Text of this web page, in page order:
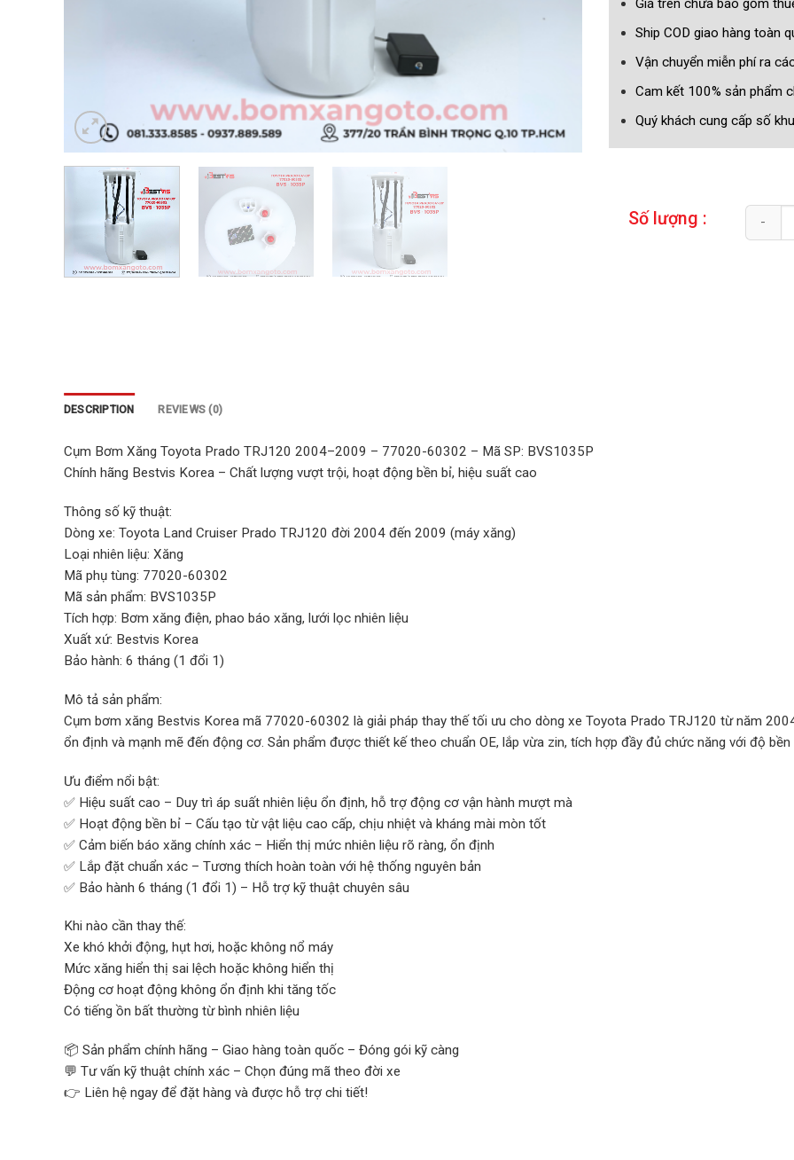
Ship COD giao hàng toàn
Vận chuyển miễn phí ra
Cam kết 100% sản phẩm
Quý khách cung cấp số
Số lượng : Quantity
DESCRIPTION REVIEWS (0)
Cụm Bơm Xăng Toyota Prado TRJ120 2004–2009 – 77020-60302 – Mã SP: BVS1035P
Chính hãng Bestvis Korea – Chất lượng vượt trội, hoạt động bền bỉ, hiệu suất cao
Thông số kỹ thuật:
Dòng xe: Toyota Land Cruiser Prado TRJ120 đời 2004 đến 2009 (máy xăng)
Loại nhiên liệu: Xăng
Mã phụ tùng: 77020-60302
Mã sản phẩm: BVS1035P
Tích hợp: Bơm xăng điện, phao báo xăng, lưới lọc nhiên liệu
Xuất xứ: Bestvis Korea
Bảo hành: 6 tháng (1 đổi 1)
Mô tả sản phẩm:
Cụm bơm xăng Bestvis Korea mã 77020-60302 là giải pháp thay thế tối ưu cho dòng xe Toyota Prado TRJ120 từ năm
ổn định và mạnh mẽ đến động cơ. Sản phẩm được thiết kế theo chuẩn OE, lắp vừa zin, tích hợp đầy đủ chức năng với độ bền
Ưu điểm nổi bật:
✅ Hiệu suất cao – Duy trì áp suất nhiên liệu ổn định, hỗ trợ động cơ vận hành mượt mà
✅ Hoạt động bền bỉ – Cấu tạo từ vật liệu cao cấp, chịu nhiệt và kháng mài mòn tốt
✅ Cảm biến báo xăng chính xác – Hiển thị mức nhiên liệu rõ ràng, ổn định
✅ Lắp đặt chuẩn xác – Tương thích hoàn toàn với hệ thống nguyên bản
✅ Bảo hành 6 tháng (1 đổi 1) – Hỗ trợ kỹ thuật chuyên sâu
Khi nào cần thay thế:
Xe khó khởi động, hụt hơi, hoặc không nổ máy
Mức xăng hiển thị sai lệch hoặc không hiển thị
Động cơ hoạt động không ổn định khi tăng tốc
Có tiếng ồn bất thường từ bình nhiên liệu
📦 Sản phẩm chính hãng – Giao hàng toàn quốc – Đóng gói kỹ càng
💬 Tư vấn kỹ thuật chính xác – Chọn đúng mã theo đời xe
👉 Liên hệ ngay để đặt hàng và được hỗ trợ chi tiết!